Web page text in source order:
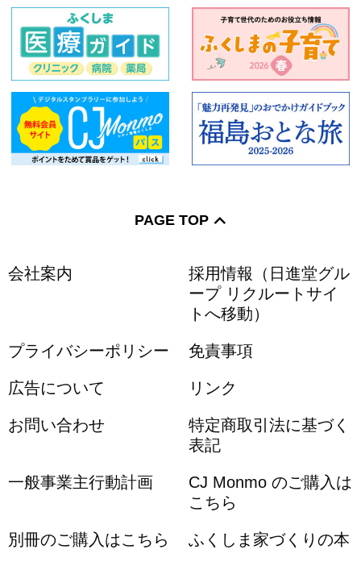
PAGE TOP
会社案内
採用情報（日進堂グル
ープ リクルートサイ
トへ移動）
プライバシーポリシー 免責事項
広告について リンク
お問い合わせ
特定商取引法に基づく
表記
一般事業主行動計画
CJ Monmo のご購入は
こちら
別冊のご購入はこちら ふくしま家づくりの本